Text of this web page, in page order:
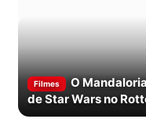
Filmes
O
de Star Wars no